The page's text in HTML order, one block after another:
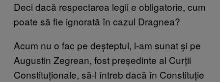
Deci dacă respectarea legii e obligatorie, cum
poate să fie ignorată în cazul Dragnea?
Acum nu o fac pe deșteptul, l-am sunat și pe
Augustin Zegrean, fost președinte al Curții
Constituționale, să-l întreb dacă în Constituție